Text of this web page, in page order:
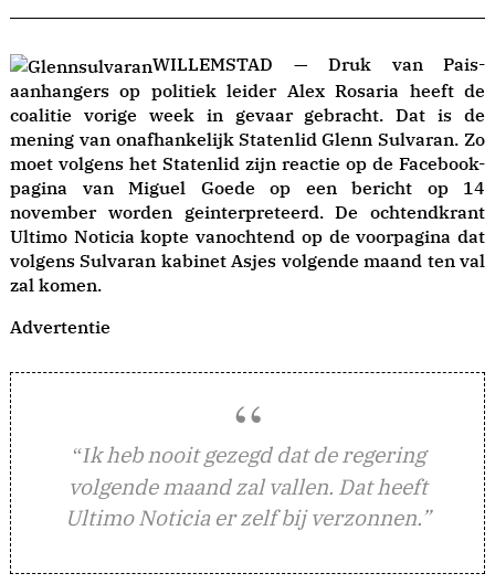
WILLEMSTAD — Druk van Pais-
aanhangers op politiek leider Alex Rosaria heeft de
coalitie vorige week in gevaar gebracht. Dat is de
mening van onafhankelijk Statenlid Glenn Sulvaran. Zo
moet volgens het Statenlid zijn reactie op de Facebook-
pagina van Miguel Goede op een bericht op 14
november worden geinterpreteerd. De ochtendkrant
Ultimo Noticia kopte vanochtend op de voorpagina dat
volgens Sulvaran kabinet Asjes volgende maand ten val
zal komen.
Advertentie
“Ik heb nooit gezegd dat de regering
volgende maand zal vallen. Dat heeft
Ultimo Noticia er zelf bij verzonnen.”